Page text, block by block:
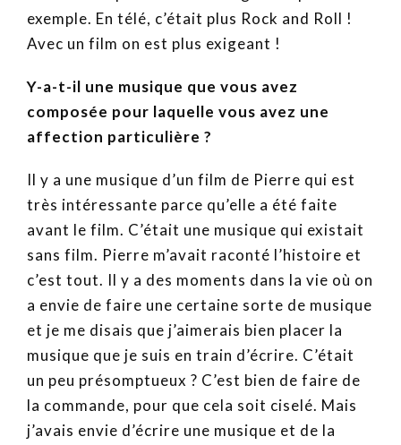
exemple. En télé, c’était plus Rock and Roll !
Avec un film on est plus exigeant !
Y-a-t-il une musique que vous avez
composée pour laquelle vous avez une
affection particulière ?
Il y a une musique d’un film de Pierre qui est
très intéressante parce qu’elle a été faite
avant le film. C’était une musique qui existait
sans film. Pierre m’avait raconté l’histoire et
c’est tout. Il y a des moments dans la vie où on
a envie de faire une certaine sorte de musique
et je me disais que j’aimerais bien placer la
musique que je suis en train d’écrire. C’était
un peu présomptueux ? C’est bien de faire de
la commande, pour que cela soit ciselé. Mais
j’avais envie d’écrire une musique et de la